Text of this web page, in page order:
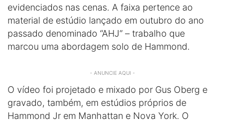
evidenciados nas cenas. A faixa pertence ao
material de estúdio lançado em outubro do ano
passado denominado “AHJ” – trabalho que
marcou uma abordagem solo de Hammond.
- ANUNCIE AQUI -
O vídeo foi projetado e mixado por Gus Oberg e
gravado, também, em estúdios próprios de
Hammond Jr em Manhattan e Nova York. O